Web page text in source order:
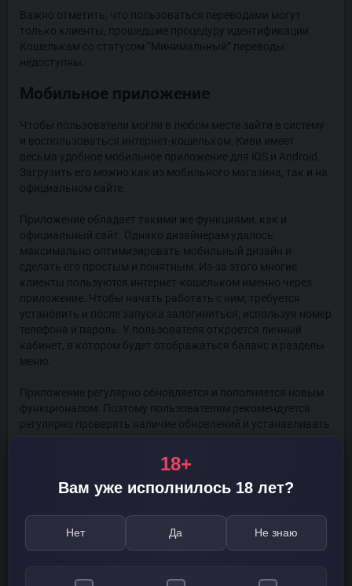
Важно отметить, что пользоваться переводами могут
только клиенты, прошедшие процедуру идентификации.
Кошелькам со статусом “Минимальный” переводы
недоступны.
Мобильное приложение
Чтобы пользователи могли в любом месте зайти в систему
и воспользоваться интернет-кошельком, Киви имеет
весьма удобное мобильное приложение для iOS и Android.
Загрузить его можно как из мобильного магазина, так и на
официальном сайте.
Приложение обладает такими же функциями, как и
официальный сайт. Однако дизайнерам удалось
максимально оптимизировать мобильный дизайн и
сделать его простым и понятным. Из-за этого многие
клиенты пользуются интернет-кошельком именно через
приложение. Чтобы начать работать с ним, требуется
установить и после запуска залогиниться, используя номер
телефона и пароль. У пользователя откроется личный
кабинет, в котором будет отображаться баланс и разделы
меню.
Приложение регулярно обновляется и пополняется новым
функционалом. Поэтому пользователям рекомендуется
регулярно проверять наличие обновлений и устанавливать
их.
Банковские карты
кошельком Киви не только в сети, но и в реальной жизни,
пользователь может заказать банковскую карту.
обладающих уникальными особенностями:
18+
Вам уже исполнилось 18 лет?
Нет Да Не знаю